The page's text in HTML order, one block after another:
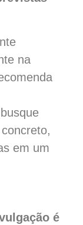
na
em um
é